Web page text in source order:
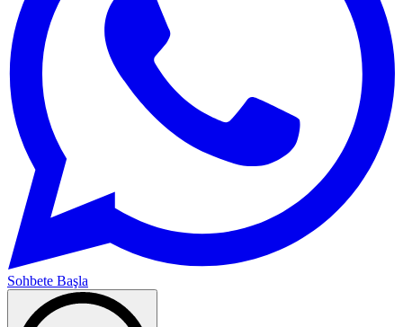
Sohbete Başla